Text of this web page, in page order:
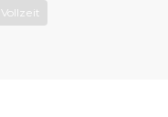
Vollzeit